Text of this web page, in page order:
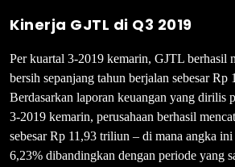
Kinerja GJTL di Q3 2019
Per kuartal 3-2019 kemarin, GJTL berhasil
bersih sepanjang tahun berjalan sebesar Rp
Berdasarkan laporan keuangan yang dirilis
3-2019 kemarin, perusahaan berhasil
sebesar Rp 11,93 triliun – di mana angka ini
6,23% dibandingkan dengan periode yang